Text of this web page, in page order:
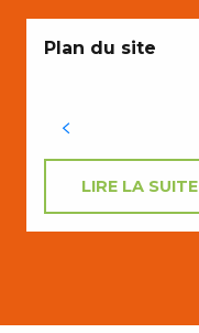
Plan du site
LIRE LA SUITE